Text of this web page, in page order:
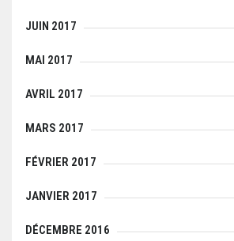
JUIN 2017
MAI 2017
AVRIL 2017
MARS 2017
FÉVRIER 2017
JANVIER 2017
DÉCEMBRE 2016